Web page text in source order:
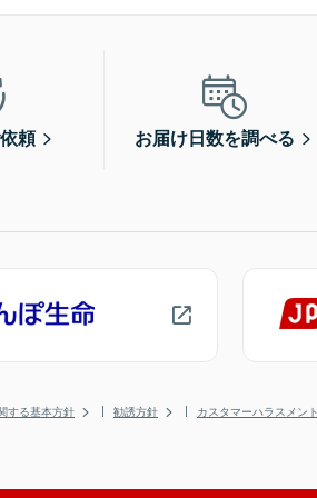
頼 お届け日数を調べる
する基本方針 勧誘方針 カスタマーハラスメン